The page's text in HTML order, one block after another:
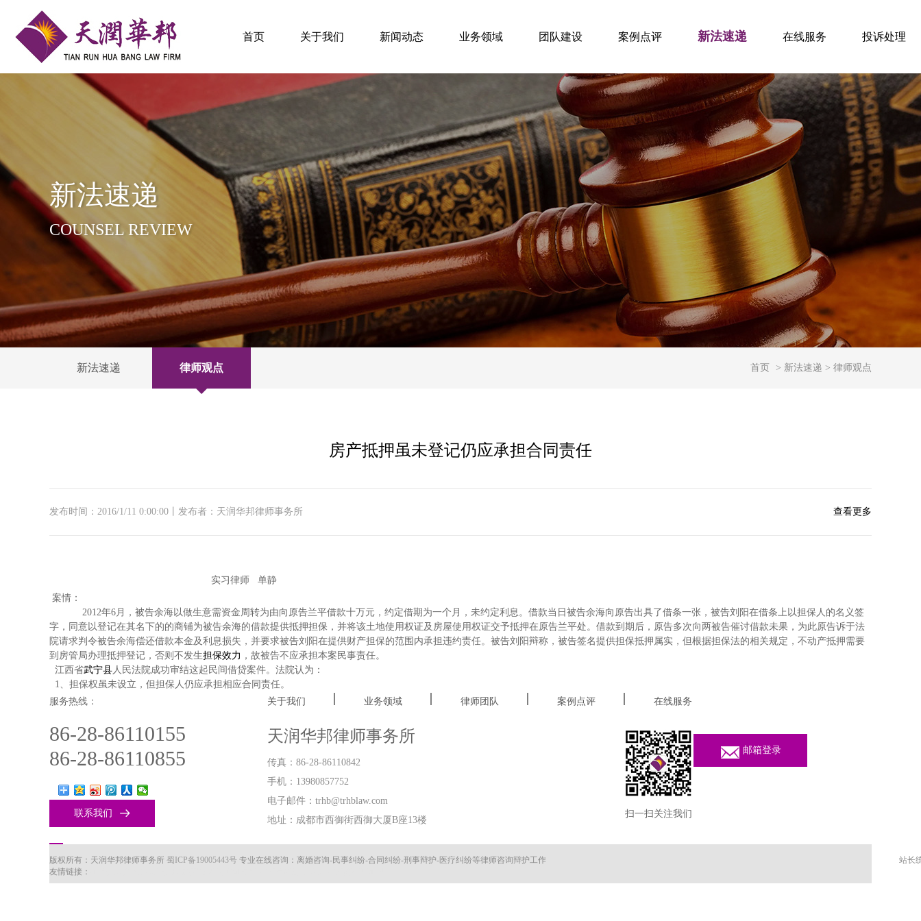
首页 关于我们 新闻动态 业务领域 团队建设 案例点评 新法速递 在线服务 投诉处理
新法速递
COUNSEL REVIEW
新法速递 律师观点 首页 > 新法速递 > 律师观点
房产抵押虽未登记仍应承担合同责任
发布时间：2016/1/11 0:00:00 丨发布者：天润华邦律师事务所 查看更多
实习律师 单静
案情：
2012年6月，被告余海以做生意需资金周转为由向原告兰平借款十万元，约定借期为一个月，未约定利息。借款当日被告余海向原告出具了借条一张，被告刘阳在借条上以担保人的名义签
字，同意以登记在其名下的的商铺为被告余海的借款提供抵押担保，并将该土地使用权证及房屋使用权证交予抵押在原告兰平处。借款到期后，原告多次向两被告催讨借款未果，为此原告诉于法
院请求判令被告余海偿还借款本金及利息损失，并要求被告刘阳在提供财产担保的范围内承担违约责任。被告刘阳辩称，被告签名提供担保抵押属实，但根据担保法的相关规定，不动产抵押需要
到房管局办理抵押登记，否则不发生担保效力 ，故被告不应承担本案民事责任。
江西省武宁县人民法院成功审结这起民间借贷案件。法院认为：
1、担保权虽未设立，但担保人仍应承担相应合同责任。
服务热线：
86-28-86110155
86-28-86110855
联系我们 
关于我们 业务领域 律师团队 案例点评 在线服务
天润华邦律师事务所
传真：86-28-86110842
手机：13980857752
电子邮件：trhb@trhblaw.com
地址：成都市西御街西御大厦B座13楼
扫一扫关注我们
邮箱登录
版权所有：天润华邦律师事务所 蜀ICP备19005443号 专业在线咨询：离婚咨询-民事纠纷-合同纠纷-刑事辩护-医疗纠纷等律师咨询辩护工作
站长
友情链接：